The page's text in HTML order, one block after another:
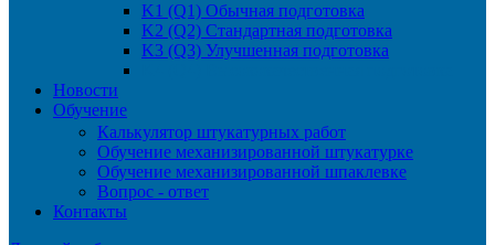
K1 (Q1) Обычная подготовка
K2 (Q2) Стандартная подготовка
K3 (Q3) Улучшенная подготовка
Новости
Обучение
Калькулятор штукатурных работ
Обучение механизированной штукатурке
Обучение механизированной шпаклевке
Вопрос - ответ
Контакты